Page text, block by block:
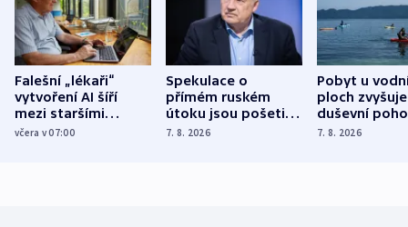
Falešní „lékaři“
vytvoření AI šíří
mezi staršími
Poláky nebezpečné
včera v 07:00
Spekulace o
přímém ruském
útoku jsou pošetilé,
míní estonský
7. 8. 2026
Pobyt u
ploch zvyšuje
duševní
ukázala
7. 8. 2026